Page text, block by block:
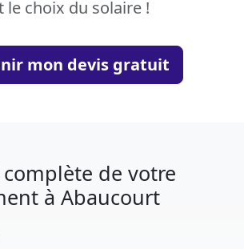
le choix du solaire !
mon devis gratuit
de votre
à Abaucourt